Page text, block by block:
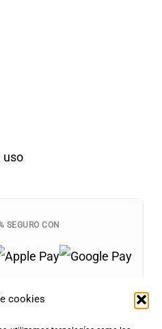
cookies
uso
SEGURO CON